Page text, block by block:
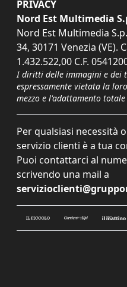
PRIVACY
Nord Est Multimedia
Nord Est Multimedia
34, 30171 Venezia (VE).
1.432.522,00 C.F.
I diritti delle immagini e dei
espressamente vietata la
mezzo e l'adattamento
Per qualsiasi necessità
servizio clienti è a tua
Puoi contattarci al
scrivendo una mail a